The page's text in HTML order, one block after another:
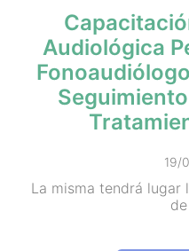
Audiológica
19/
La misma tendrá lugar